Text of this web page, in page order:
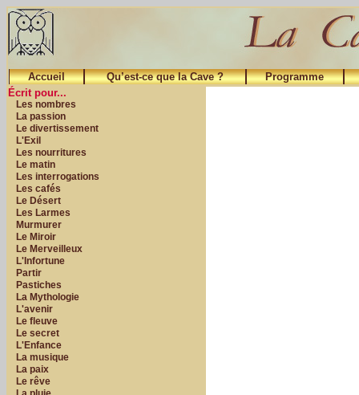
Accueil Qu’est-ce que la Cave ?
Programme
Écrit pour...
Les nombres
La passion
Le divertissement
L'Exil
Les nourritures
Le matin
Les interrogations
Les cafés
Le Désert
Les Larmes
Murmurer
Le Miroir
Le Merveilleux
L'Infortune
Partir
Pastiches
La Mythologie
L'avenir
Le fleuve
Le secret
L'Enfance
La musique
La paix
Le rêve